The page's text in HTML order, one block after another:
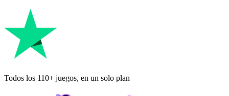
Todos los 110+ juegos, en un solo plan